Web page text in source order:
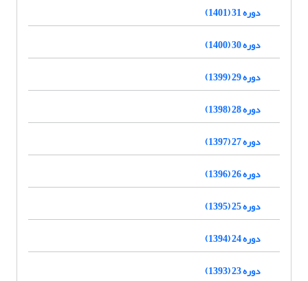
دوره 31 (1401)
دوره 30 (1400)
دوره 29 (1399)
دوره 28 (1398)
دوره 27 (1397)
دوره 26 (1396)
دوره 25 (1395)
دوره 24 (1394)
دوره 23 (1393)